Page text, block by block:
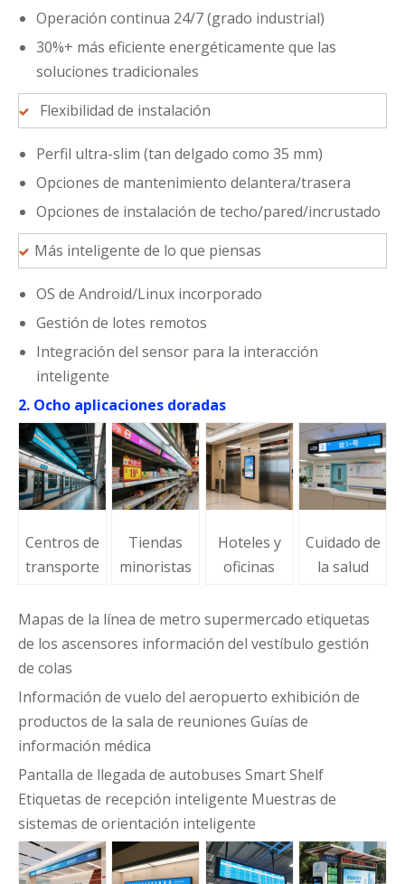
Operación continua 24/7 (grado industrial)
30%+ más eficiente energéticamente que las
soluciones tradicionales
Flexibilidad de instalación
Perfil ultra-slim (tan delgado como 35 mm)
Opciones de mantenimiento delantera/trasera
Opciones de instalación de techo/pared/incrustado
Más inteligente de lo que piensas
OS de Android/Linux incorporado
Gestión de lotes remotos
Integración del sensor para la interacción
inteligente
2. Ocho aplicaciones doradas
Centros de
transporte
Tiendas
minoristas
Hoteles y
oficinas
Cuidado de
la salud
Mapas de la línea de metro supermercado etiquetas
de los ascensores información del vestíbulo gestión
de colas
Información de vuelo del aeropuerto exhibición de
productos de la sala de reuniones Guías de
información médica
Pantalla de llegada de autobuses Smart Shelf
Etiquetas de recepción inteligente Muestras de
sistemas de orientación inteligente